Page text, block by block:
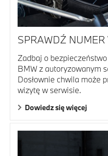
SPRAWDŹ NUMER
Zadbaj o
BMW z autoryzowanym
Dosłownie chwila może
wizytę w serwisie.
Dowiedz się więcej